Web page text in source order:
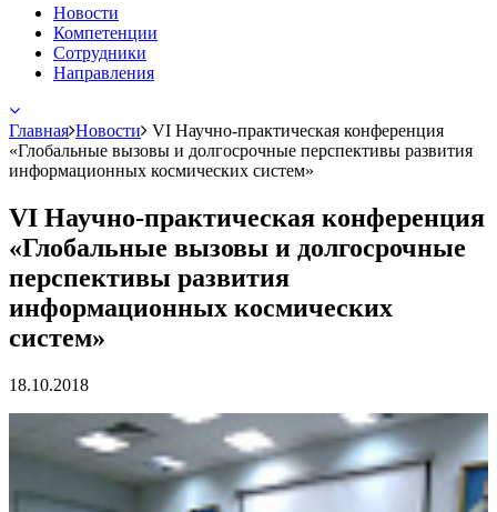
Новости
Компетенции
Сотрудники
Направления
Главная Новости
VI Научно-практическая конференция
«Глобальные вызовы и долгосрочные перспективы развития
информационных космических систем»
VI Научно-практическая конференция
«Глобальные вызовы и долгосрочные
перспективы развития
информационных космических
систем»
18.10.2018